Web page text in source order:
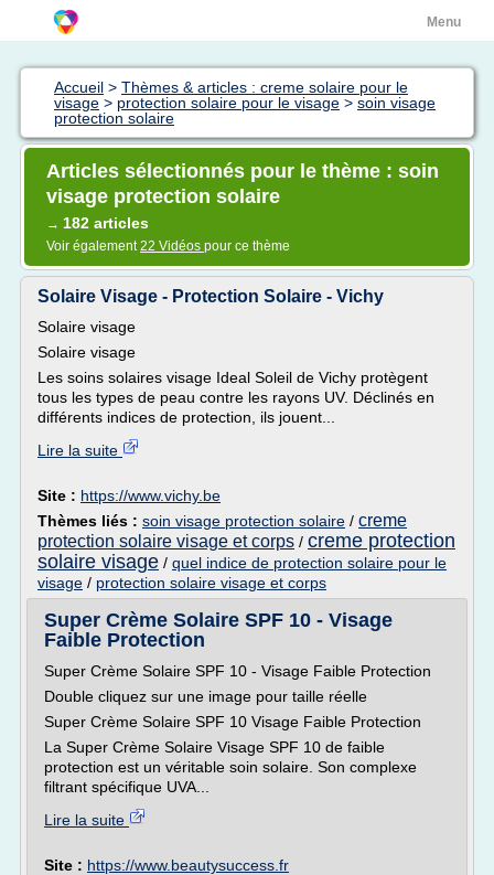
Menu
Accueil > Thèmes & articles : creme solaire pour le
visage > protection solaire pour le visage > soin visage
protection solaire
Articles sélectionnés pour le thème : soin
visage protection solaire
→ 182 articles
Voir également22 Vidéos pour ce thème
Solaire Visage - Protection Solaire - Vichy
Solaire visage
Solaire visage
Les soins solaires visage Ideal Soleil de Vichy protègent
tous les types de peau contre les rayons UV. Déclinés en
différents indices de protection, ils jouent...
Lire la suite
Site : https://www.vichy.be
Thèmes liés : soin visage protection solaire / creme
protection solaire visage et corps / creme protection
solaire visage / quel indice de protection solaire pour le
visage / protection solaire visage et corps
Super Crème Solaire SPF 10 - Visage
Faible Protection
Super Crème Solaire SPF 10 - Visage Faible Protection
Double cliquez sur une image pour taille réelle
Super Crème Solaire SPF 10 Visage Faible Protection
La Super Crème Solaire Visage SPF 10 de faible
protection est un véritable soin solaire. Son complexe
filtrant spécifique UVA...
Lire la suite
Site : https://www.beautysuccess.fr